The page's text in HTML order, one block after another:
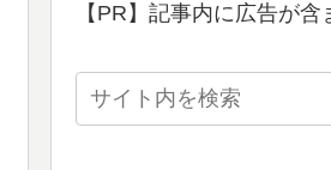
【PR】記事内に広告が